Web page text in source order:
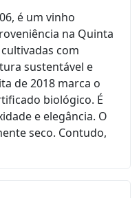
é um vinho
na Quinta
com
sustentável e
de 2018 marca o
biológico. É
e elegância. O
seco. Contudo,